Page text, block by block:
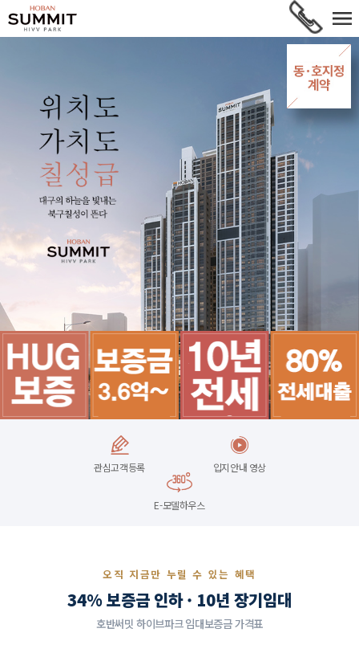
관심고객등록 입지안내 영상
E-모델하우스
오직 지금만 누릴 수 있는 혜택
34% 보증금 인하 · 10년 장기임대
호반써밋 하이브파크 임대보증금 가격표